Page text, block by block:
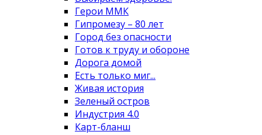
Герои ММК
Гипромезу – 80 лет
Город без опасности
Готов к труду и обороне
Дорога домой
Есть только миг...
Живая история
Зеленый остров
Индустрия 4.0
Карт-бланш